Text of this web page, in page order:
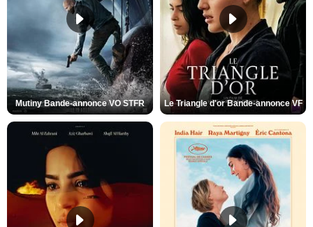
Mutiny Bande-annonce VO STFR Le Triangle d'or Bande-annonce VF